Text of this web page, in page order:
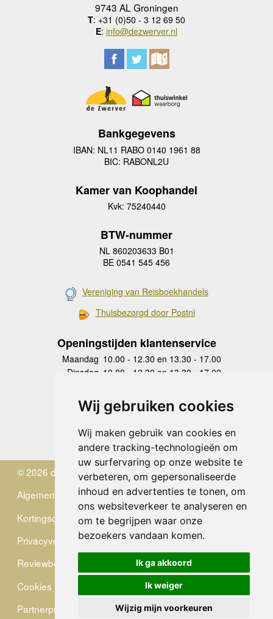
Wij gebruiken cookies
Wij maken gebruik van cookies en
andere tracking-technologieën om
uw surfervaring op onze website te
verbeteren, om gepersonaliseerde
inhoud en advertenties te tonen, om
ons websiteverkeer te analyseren en
om te begrijpen waar onze
bezoekers vandaan komen.
Ik ga akkoord
Ik weiger
Wijzig mijn voorkeuren
9743 AL Groningen
T: +31 (0)50 - 3 12 69 50
E: info@dezwerver.nl
Bankgegevens
IBAN: NL11 RABO 0140 1961 88
BIC: RABONL2U
Kamer van Koophandel
Kvk: 75240440
BTW-nummer
NL 860203633 B01
BE 0541 545 456
Vereniging van Reisboekhandels
Thuisbezorgd door Postnl
Openingstijden klantenservice
Maandag 10.00 - 12.30 en 13.30 - 17.00
Dinsdag 10.00 - 12.30 en 13.30 - 17.00
Donderdag
10.00 - 12.30 en 13.30 - 17.00
Vrijdag 10.00 - 12.30 en 13.30 - 17.00
Zaterdag
gesloten
Zondag gesloten
© 2026 de Zwerver
Algemene Voorwaarden
Kortingscode
Privacyverklaring
Reviewbeleid
Cookies
Partnerprogramma